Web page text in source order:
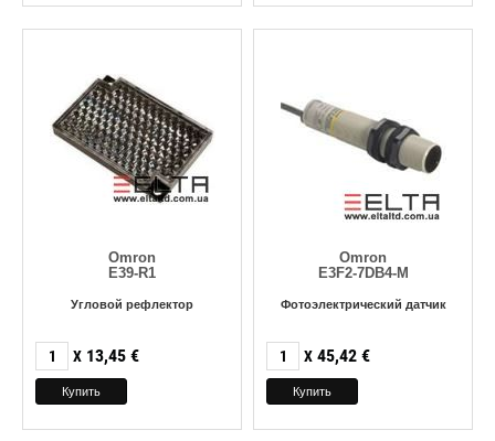
Omron
E39-R1
Угловой рефлектор
X 13,45 €
Omron
E3F2-7DB4-M
Фотоэлектрический датчик
X 45,42 €